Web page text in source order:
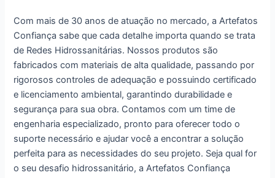
Com mais de 30 anos de atuação no mercado, a Artefatos
Confiança sabe que cada detalhe importa quando se trata
de Redes Hidrossanitárias. Nossos produtos são
fabricados com materiais de alta qualidade, passando por
rigorosos controles de adequação e possuindo certificado
e licenciamento ambiental, garantindo durabilidade e
segurança para sua obra. Contamos com um time de
engenharia especializado, pronto para oferecer todo o
suporte necessário e ajudar você a encontrar a solução
perfeita para as necessidades do seu projeto. Seja qual for
o seu desafio hidrossanitário, a Artefatos Confiança